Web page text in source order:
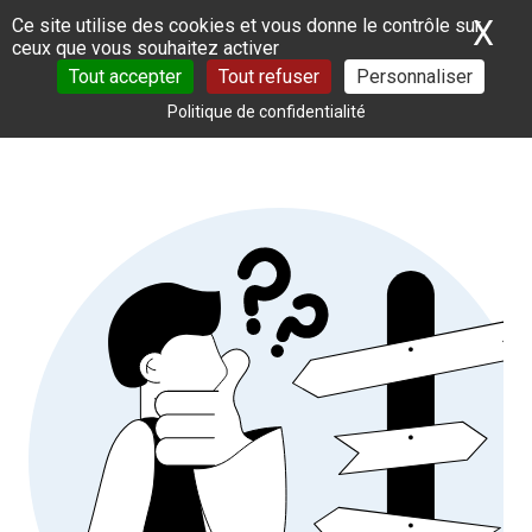
Panneau de gestion des cookies
Ce site utilise des cookies et vous donne le contrôle sur
ceux que vous souhaitez activer
Tout accepter
Tout refuser Personnaliser
Politique de confidentialité
X